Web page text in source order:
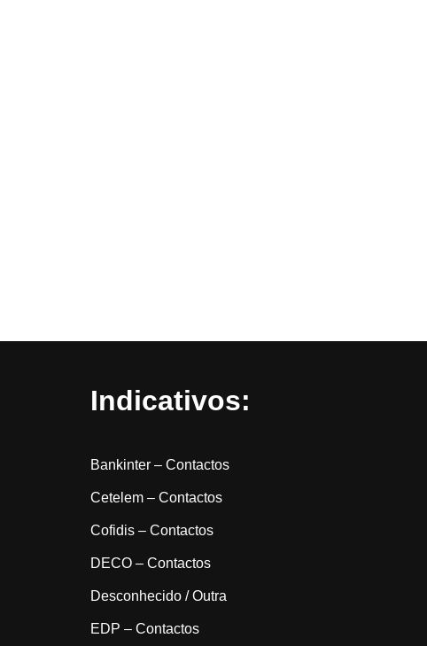
Indicativos:
Bankinter – Contactos
Cetelem – Contactos
Cofidis – Contactos
DECO – Contactos
Desconhecido / Outra
EDP – Contactos